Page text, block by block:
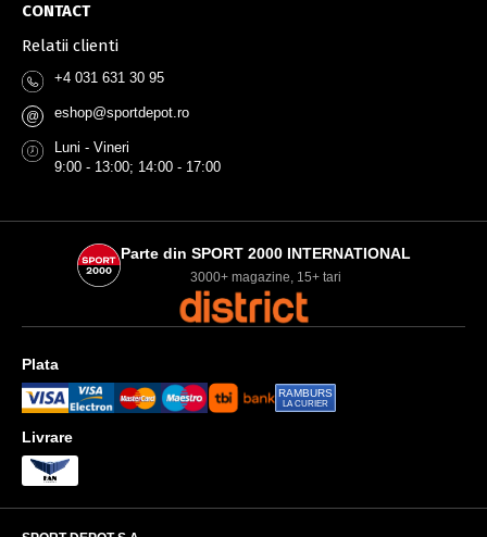
CONTACT
Relatii clienti
+4 031 631 30 95
@ eshop@sportdepot.ro
Luni - Vineri
9:00 - 13:00; 14:00 - 17:00
Parte din SPORT 2000 INTERNATIONAL
3000+ magazine, 15+ tari
Plata
RAMBURS
LA CURIER
Livrare